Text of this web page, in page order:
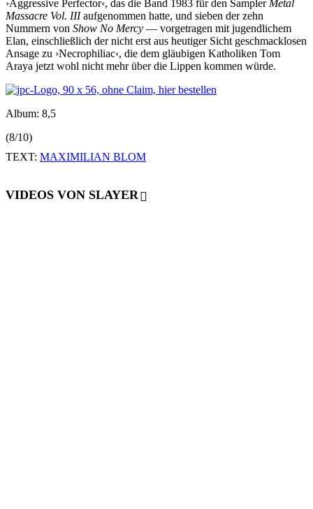
›Aggressive Perfector‹, das die Band 1983 für den Sampler Metal
Massacre Vol. IIIaufgenommen hatte, und sieben der zehn
Nummern von Show No Mercy — vorgetragen mit jugendlichem
Elan, einschließlich der nicht erst aus heutiger Sicht geschmacklosen
Ansage zu ›Necrophiliac‹, die dem gläubigen Katholiken Tom
Araya jetzt wohl nicht mehr über die Lippen kommen würde.
Album: 8,5
(8/10)
TEXT: MAXIMILIAN BLOM
VIDEOS VON SLAYER